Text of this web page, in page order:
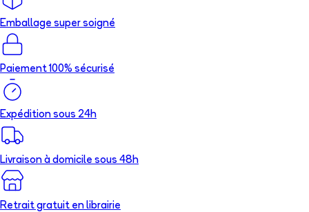
Emballage super soigné
Paiement 100% sécurisé
Expédition sous 24h
Livraison à domicile sous 48h
Retrait gratuit en librairie